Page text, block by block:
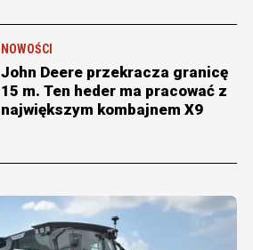
NOWOŚCI
John Deere przekracza granicę
15 m. Ten heder ma pracować z
największym kombajnem X9